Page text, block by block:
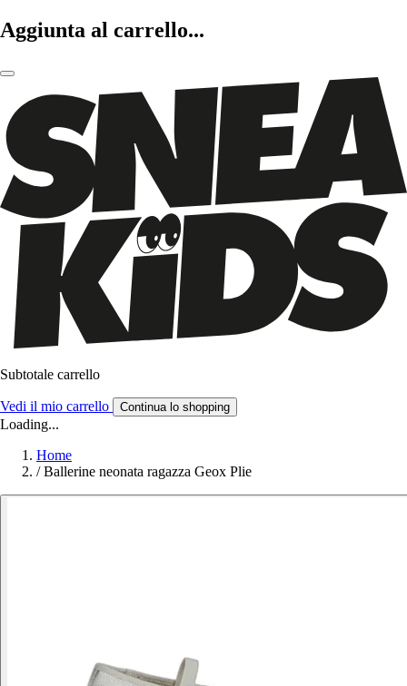
Aggiunta al carrello...
Subtotale carrello
Vedi il mio carrello Continua lo shopping
Loading...
Home
/ Ballerine neonata ragazza Geox Plie